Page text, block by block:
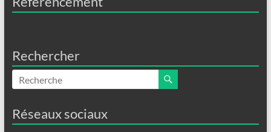
Rechercher
Réseaux sociaux